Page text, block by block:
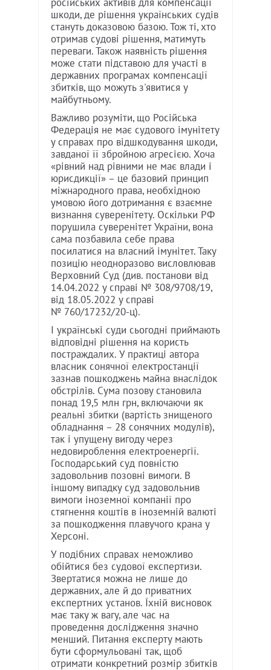
російських активів для компенсації
шкоди, де рішення українських судів
стануть доказовою базою. Тож ті, хто
отримав судові рішення, матимуть
переваги. Також наявність рішення
може стати підставою для участі в
державних програмах компенсації
збитків, що можуть з'явитися у
майбутньому.
Важливо розуміти, що Російська
Федерація не має судового імунітету
у справах про відшкодування шкоди,
завданої її збройною агресією. Хоча
«рівний над рівними не має влади і
юрисдикції» – це базовий принцип
міжнародного права, необхідною
умовою його дотримання є взаємне
визнання суверенітету. Оскільки РФ
порушила суверенітет України, вона
сама позбавила себе права
посилатися на власний імунітет. Таку
позицію неодноразово висловлював
Верховний Суд (див. постанови від
14.04.2022 у справі № 308/9708/19,
від 18.05.2022 у справі
№ 760/17232/20-ц).
І українські суди сьогодні приймають
відповідні рішення на користь
постраждалих. У практиці автора
власник сонячної електростанції
зазнав пошкоджень майна внаслідок
обстрілів. Сума позову становила
понад 19,5 млн грн, включаючи як
реальні збитки (вартість знищеного
обладнання – 28 сонячних модулів),
так і упущену вигоду через
недовироблення електроенергії.
Господарський суд повністю
задовольнив позовні вимоги. В
іншому випадку суд задовольнив
вимоги іноземної компанії про
стягнення коштів в іноземній валюті
за пошкодження плавучого крана у
Херсоні.
У подібних справах неможливо
обійтися без судової експертизи.
Звертатися можна не лише до
державних, але й до приватних
експертних установ. Їхній висновок
має таку ж вагу, але час на
проведення дослідження значно
менший. Питання експерту мають
бути сформульовані так, щоб
отримати конкретний розмір збитків